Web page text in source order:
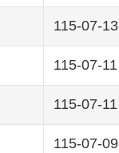
115-07-13
115-07-11
115-07-11
115-07-09